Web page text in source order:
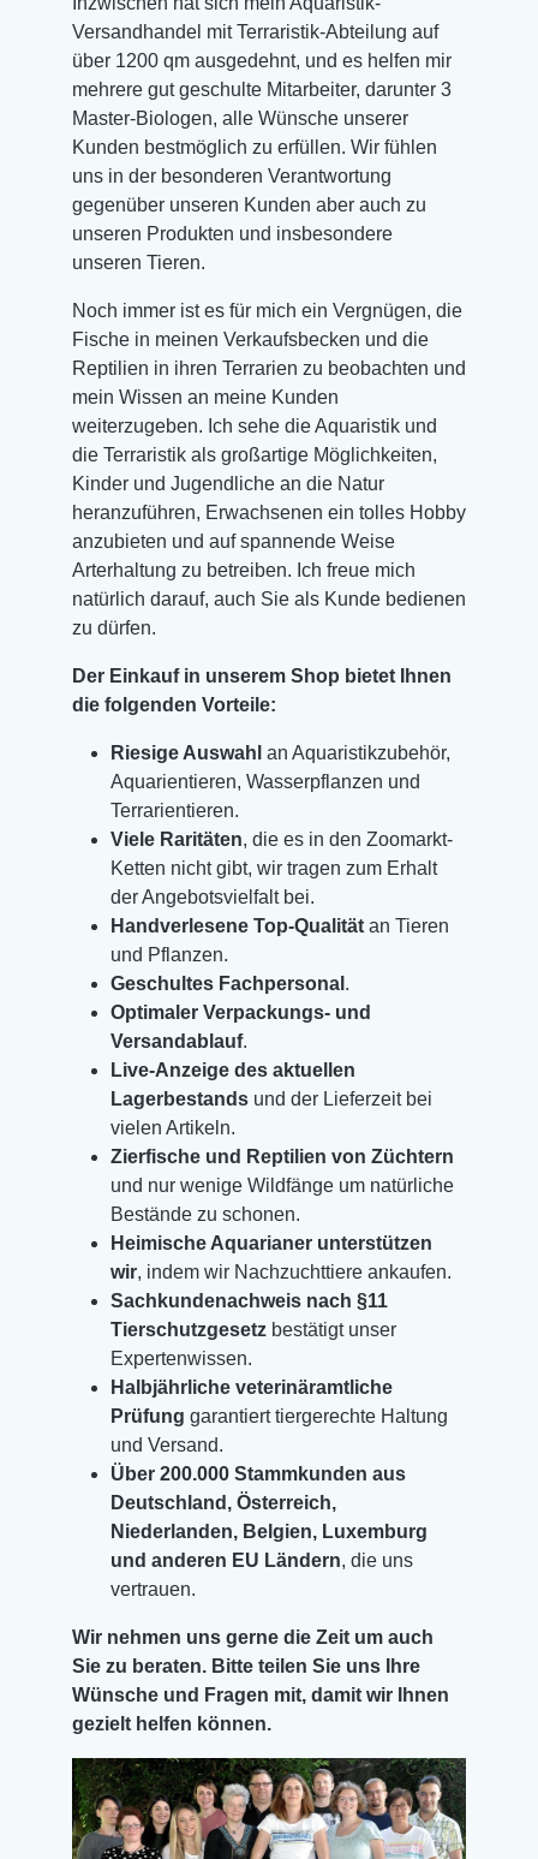
Versandhandel mit Terraristik-Abteilung auf
über 1200 qm ausgedehnt, und es helfen mir
mehrere gut geschulte Mitarbeiter, darunter 3
Master-Biologen, alle Wünsche unserer
Kunden bestmöglich zu erfüllen. Wir fühlen
uns in der besonderen Verantwortung
gegenüber unseren Kunden aber auch zu
unseren Produkten und insbesondere
unseren Tieren.
Noch immer ist es für mich ein Vergnügen, die
Fische in meinen Verkaufsbecken und die
Reptilien in ihren Terrarien zu beobachten und
mein Wissen an meine Kunden
weiterzugeben. Ich sehe die Aquaristik und
die Terraristik als großartige Möglichkeiten,
Kinder und Jugendliche an die Natur
heranzuführen, Erwachsenen ein tolles Hobby
anzubieten und auf spannende Weise
Arterhaltung zu betreiben. Ich freue mich
natürlich darauf, auch Sie als Kunde bedienen
zu dürfen.
Der Einkauf in unserem Shop bietet Ihnen
die folgenden Vorteile:
Riesige Auswahl an Aquaristikzubehör,
Aquarientieren, Wasserpflanzen und
Terrarientieren.
Viele Raritäten, die es in den Zoomarkt-
Ketten nicht gibt, wir tragen zum Erhalt
der Angebotsvielfalt bei.
Handverlesene Top-Qualität an Tieren
und Pflanzen.
Geschultes Fachpersonal .
Optimaler Verpackungs- und
Versandablauf.
Live-Anzeige des aktuellen
Lagerbestands und der Lieferzeit bei
vielen Artikeln.
Zierfische und Reptilien von Züchtern
und nur wenige Wildfänge um natürliche
Bestände zu schonen.
Heimische Aquarianer unterstützen
wir, indem wir Nachzuchttiere ankaufen.
Sachkundenachweis nach §11
Tierschutzgesetz bestätigt unser
Expertenwissen.
Halbjährliche veterinäramtliche
Prüfung garantiert tiergerechte Haltung
und Versand.
Über 200.000 Stammkunden aus
Deutschland, Österreich,
Niederlanden, Belgien, Luxemburg
und anderen EU Ländern, die uns
vertrauen.
Wir nehmen uns gerne die Zeit um auch
Sie zu beraten. Bitte teilen Sie uns Ihre
Wünsche und Fragen mit, damit wir Ihnen
gezielt helfen können.